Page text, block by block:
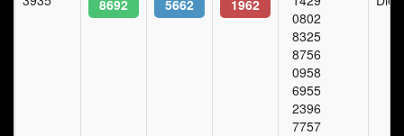
8692 5662 1962
0802
8325
8756
0958
6955
2396
7757